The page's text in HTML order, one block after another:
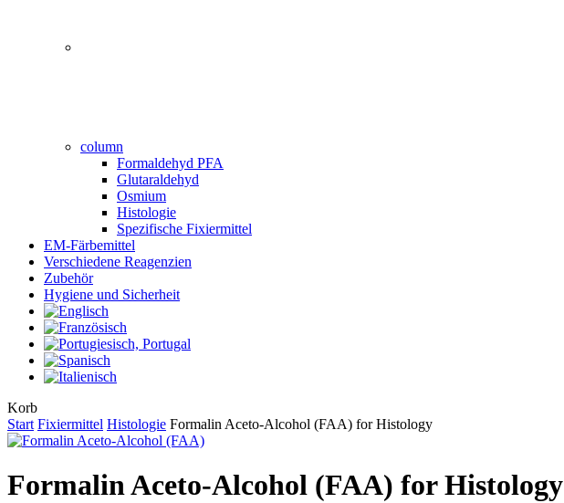
column
Formaldehyd PFA
Glutaraldehyd
Osmium
Histologie
Spezifische Fixiermittel
EM-Färbemittel
Verschiedene Reagenzien
Zubehör
Hygiene und Sicherheit
KorbClose
Cart
Start Fixiermittel Histologie Formalin Aceto-Alcohol (FAA) for Histology
Formalin Aceto-Alcohol (FAA) for Histology